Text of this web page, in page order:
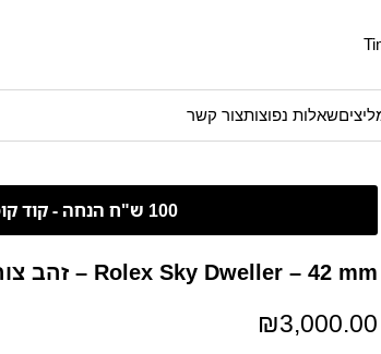
שאלות נפוצותצור קשר
Rolex Sky Dweller – 42 mm – זהב צוהב לוח זהב זהוב גימור קצה
₪